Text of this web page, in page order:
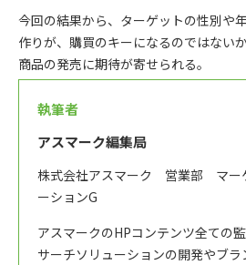
今回の結果から、ターゲットの性別や
作りが、購買のキーになるのではない
商品の発売に期待が寄せられる。
執筆者
アスマーク編集局
株式会社アスマーク 営業部 マー
ーションG
アスマークのHPコンテンツ全ての
サーチソリューションの開発やブ